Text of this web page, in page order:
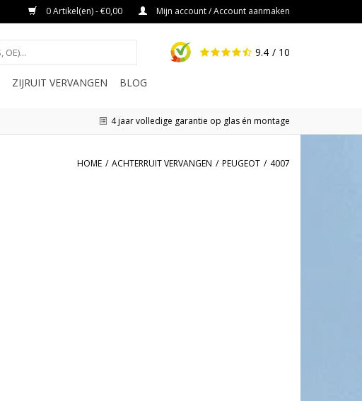
0 Artikel(en) - €0,00 Mijn account / Account aanmaken
9.4 / 10
ZIJRUIT VERVANGEN BLOG
4 jaar volledige garantie op glas én montage
HOME / ACHTERRUIT VERVANGEN / PEUGEOT / 4007